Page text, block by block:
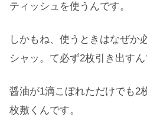
ティッシュを使うんです。
しかもね、使うときはなぜか
シャッ。て必ず2枚引き出す
醤油が1滴こぼれただけでも2
枚敷くんです。